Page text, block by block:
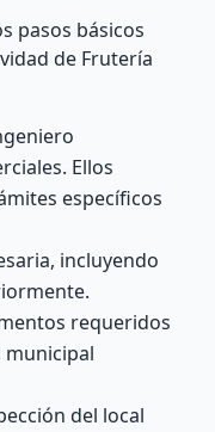
pasos básicos
de Frutería
Ellos
específicos
incluyendo
requeridos
del local